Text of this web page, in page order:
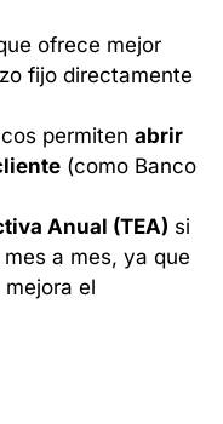
ofrece mejor
fijo directamente
permitenabrir
(como Banco
Anual (TEA) si
a mes, ya que
el